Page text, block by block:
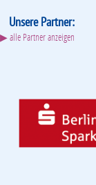
Unsere Partner:
▶ alle Partner anzeigen